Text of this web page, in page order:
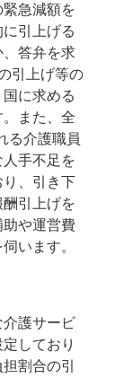
急減額を
引上げる
、答弁を求
引上げ等の
に求める
また、全
る介護職員
手不足を
、引き下
引上げを
助や運営費
います。
護サービ
しており
割合の引